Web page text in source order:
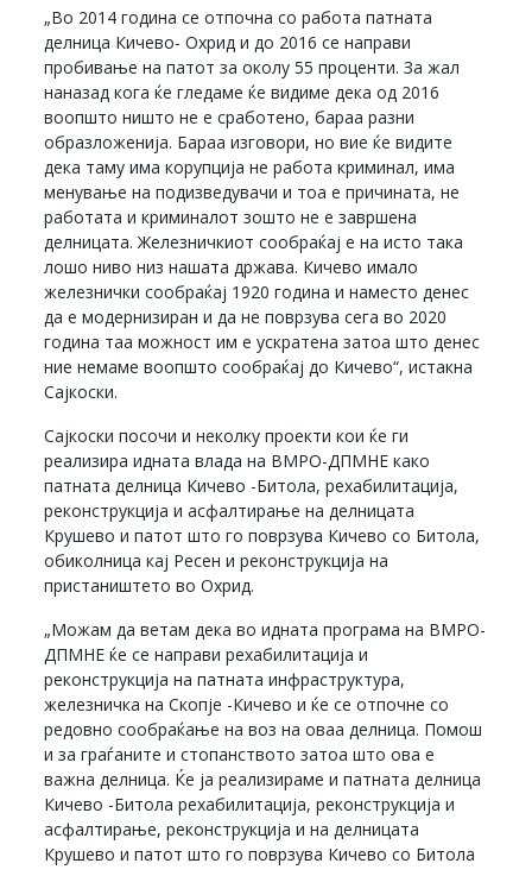
„Во 2014 година се отпочна со работа патната
делница Кичево- Охрид и до 2016 се направи
пробивање на патот за околу 55 проценти. За жал
наназад кога ќе гледаме ќе видиме дека од 2016
воопшто ништо не е сработено, бараа разни
образложенија. Бараа изговори, но вие ќе видите
дека таму има корупција не работа криминал, има
менување на подизведувачи и тоа е причината, не
работата и криминалот зошто не е завршена
делницата. Железничкиот сообраќај е на исто така
лошо ниво низ нашата држава. Кичево имало
железнички сообраќај 1920 година и наместо денес
да е модернизиран и да не поврзува сега во 2020
година таа можност им е ускратена затоа што денес
ние немаме воопшто сообраќај до Кичево“, истакна
Сајкоски.
Сајкоски посочи и неколку проекти кои ќе ги
реализира идната влада на ВМРО-ДПМНЕ како
патната делница Кичево -Битола, рехабилитација,
реконструкција и асфалтирање на делницата
Крушево и патот што го поврзува Кичево со Битола,
обиколница кај Ресен и реконструкција на
пристаништето во Охрид.
„Можам да ветам дека во идната програма на ВМРО-
ДПМНЕ ќе се направи рехабилитација и
реконструкција на патната инфраструктура,
железничка на Скопје -Кичево и ќе се отпочне со
редовно сообраќање на воз на оваа делница. Помош
и за граѓаните и стопанството затоа што ова е
важна делница. Ќе ја реализираме и патната делница
Кичево -Битола рехабилитација, реконструкција и
асфалтирање, реконструкција и на делницата
Крушево и патот што го поврзува Кичево со Битола